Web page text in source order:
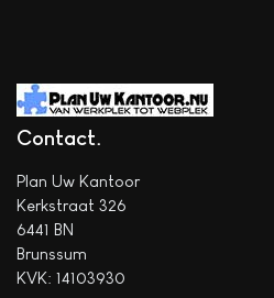
Contact
Plan Uw Kantoor
Kerkstraat 326
6441 BN
Brunssum
KVK: 14103930